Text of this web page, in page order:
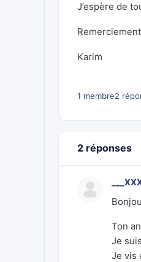
J’espère de
Karim
1 membre2
2 réponses
Ton
Je
Je vis